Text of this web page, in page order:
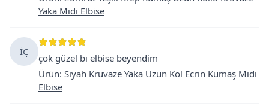
Yaka Midi Elbise
İÇ
çok güzel bı elbise beyendim
Ürün: Siyah Kruvaze Yaka Uzun Kol Ecrin Kumaş Midi
Elbise